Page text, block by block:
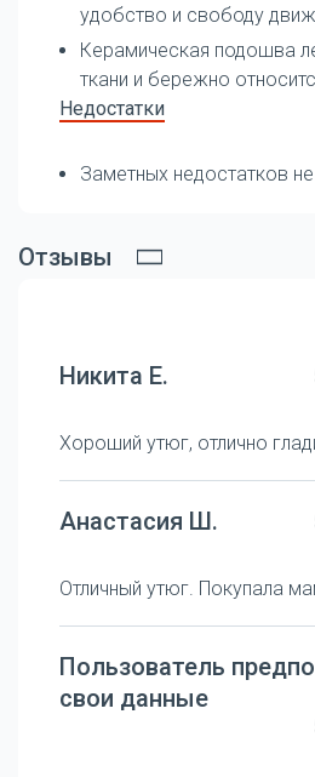
удобство и свободу
Керамическая подошва
ткани и бережно
Недостатки
Заметных недостатков
Отзывы
Никита Е.
Хороший утюг, отлично
Анастасия Ш.
Отличный утюг. Покупала
Пользователь
свои данные